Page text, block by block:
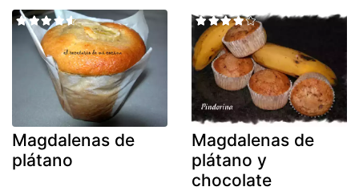
Magdalenas de
plátano
Magdalenas de
plátano y
chocolate